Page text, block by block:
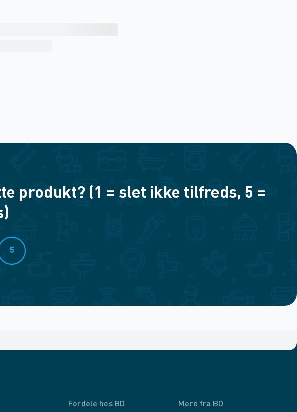
produkt? (1 = slet ikke tilfreds, 5 =
5
Fordele hos BD Mere fra BD